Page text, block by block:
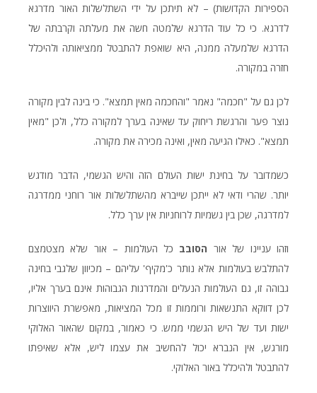
הספירות הקדושות) – לא תיתכן על ידי השתלשלות האור מדרגא
לדרגא. כי כל עוד הדרגא שלמטה חשה את מעלתה וקרבתה של
הדרגא שלמעלה ממנה, היא שואפת להתבטל ממציאותה ולהיכלל
חזרה במקורה.
לכן גם על "חכמה" נאמר "והחכמה מאין תמצא". כי בינה לבין מקורה
נוצר פער והרגשת ריחוק עד שאינה בערך למקורה כלל, ולכן "מאין
תמצא". כאילו הגיעה מאין, ואינה מכירה את מקורה.
כשמדובר על בחינת ישות העולם הזה והיש הגשמי, הדבר מודגש
יותר. שהרי ודאי לא ייתכן שייברא מהשתלשלות אור רוחני ממדרגה
למדרגה, שכן בין גשמיות לרוחניות אין ערך כלל.
וזהו עניינו של אור הסובב כל העולמות – אור שלא מצטמצם
להתלבש בעולמות אלא נותר כ'מקיף' עליהם – מכיוון שלגבי בחינה
גבוהה זו, גם העולמות הנעלים והמדרגות הגבוהות אינם בערך אליו,
לכן דווקא התנשאות ורוממות זו מכל המציאות, מאפשרת היווצרות
ישות ועד של היש הגשמי ממש. כי כאמור, במקום שהאור האלוקי
מורגש, אין הנברא יכול להחשיב את עצמו ליש, אלא שאיפתו
להתבטל ולהיכלל באור האלוקי.